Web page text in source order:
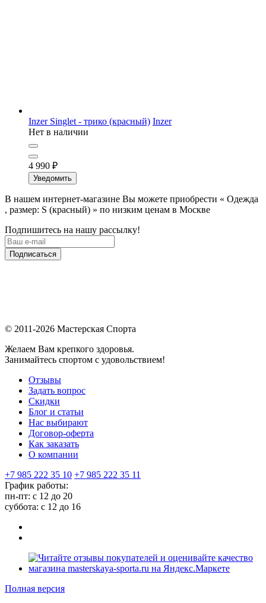
Inzer Singlet - трико (красный) Inzer
Нет в наличии
4 990 ₽
Уведомить
В нашем интернет-магазине Вы можете приобрести « Одежда
, размер: S (красный) » по низким ценам в Москве
Подпишитесь на нашу рассылку!
Подписаться
© 2011-2026 Мастерская Спорта
Желаем Вам крепкого здоровья.
Занимайтесь спортом с удовольствием!
Отзывы
Задать вопрос
Скидки
Блог и статьи
Нас выбирают
Договор-оферта
Как заказать
О компании
+7 985 222 35 10 +7 985 222 35 11
График работы:
пн-пт: с 12 до 20
суббота: c 12 до 16
Полная версия